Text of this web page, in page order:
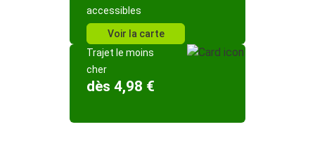
accessibles
Voir la carte
Trajet le moins
cher
dès 4,98 €